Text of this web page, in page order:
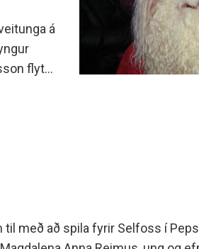
á
flytur
með að spila fyrir Selfoss í